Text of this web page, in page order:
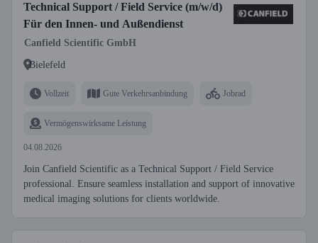
Technical Support / Field Service (m/w/d)
Für den Innen- und Außendienst
Canfield Scientific GmbH
Bielefeld
Vollzeit Gute Verkehrsanbindung Jobrad
Vermögenswirksame Leistung
04.08.2026
Join Canfield Scientific as a Technical Support / Field Service
professional. Ensure seamless installation and support of innovative
medical imaging solutions for clients worldwide.